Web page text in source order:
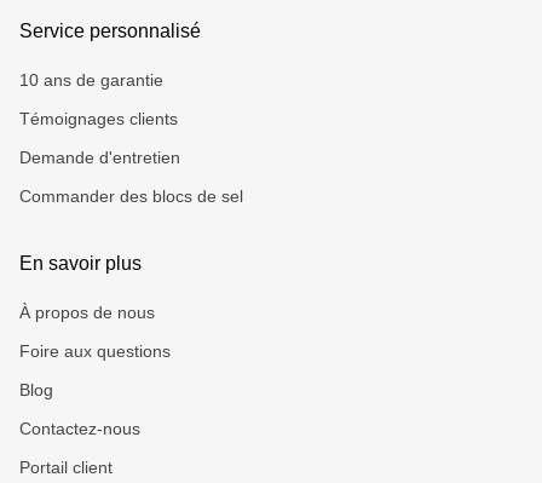
Service personnalisé
10 ans de garantie
Témoignages clients
Demande d'entretien
Commander des blocs de sel
En savoir plus
À propos de nous
Foire aux questions
Blog
Contactez-nous
Portail client